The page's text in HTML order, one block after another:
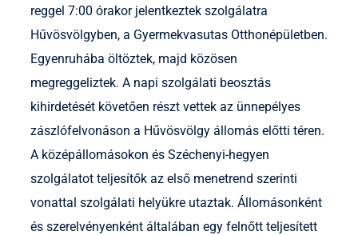
reggel 7:00 órakor jelentkeztek szolgálatra
Hűvösvölgyben, a Gyermekvasutas Otthonépületben.
Egyenruhába öltöztek, majd közösen
megreggeliztek. A napi szolgálati beosztás
kihirdetését követően részt vettek az ünnepélyes
zászlófelvonáson a Hűvösvölgy állomás előtti téren.
A középállomásokon és Széchenyi-hegyen
szolgálatot teljesítők az első menetrend szerinti
vonattal szolgálati helyükre utaztak. Állomásonként
és szerelvényenként általában egy felnőtt teljesített